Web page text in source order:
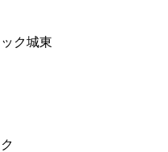
ク城東
ク